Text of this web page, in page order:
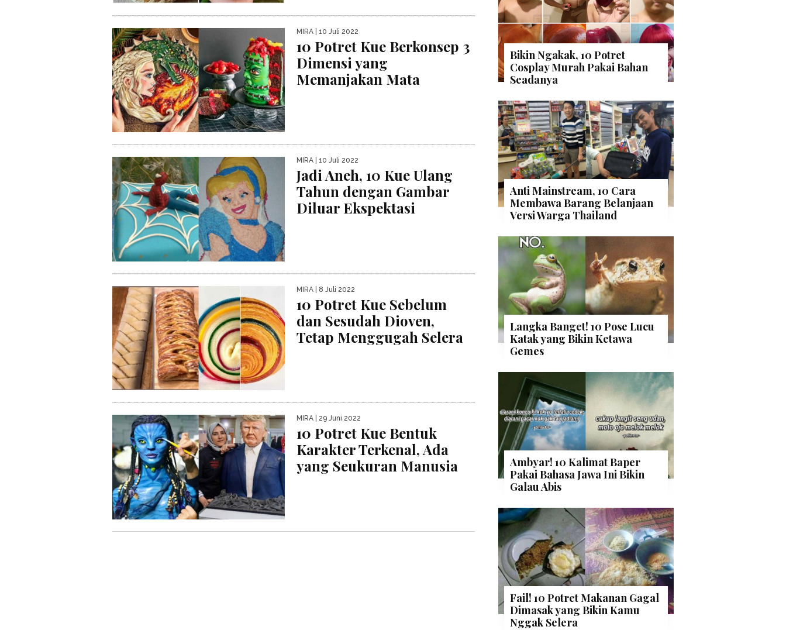
MIRA | 10 Juli 2022
10 Potret Kue Berkonsep 3
Dimensi yang
Memanjakan Mata
MIRA | 10 Juli 2022
Jadi Aneh, 10 Kue Ulang
Tahun dengan Gambar
Diluar Ekspektasi
MIRA | 8 Juli 2022
10 Potret Kue Sebelum
dan Sesudah Dioven,
Tetap Menggugah Selera
MIRA | 29 Juni 2022
10 Potret Kue Bentuk
Karakter Terkenal, Ada
yang Seukuran Manusia
Bikin Ngakak, 10 Potret
Cosplay Murah Pakai Bahan
Seadanya
Anti Mainstream, 10 Cara
Membawa Barang Belanjaan
Versi Warga Thailand
Langka Banget! 10 Pose Lucu
Katak yang Bikin Ketawa
Gemes
Ambyar! 10 Kalimat Baper
Pakai Bahasa Jawa Ini Bikin
Galau Abis
Fail! 10 Potret Makanan Gagal
Dimasak yang Bikin Kamu
Nggak Selera